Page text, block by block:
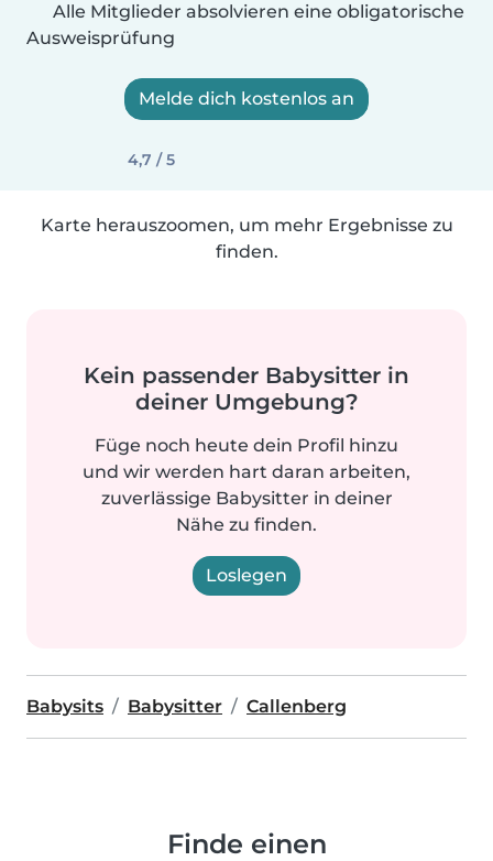
Alle Mitglieder absolvieren eine obligatorische
Ausweisprüfung
Melde dich kostenlos an
4,7 / 5
Karte herauszoomen, um mehr Ergebnisse zu
finden.
Kein passender Babysitter in
deiner Umgebung?
Füge noch heute dein Profil hinzu
und wir werden hart daran arbeiten,
zuverlässige Babysitter in deiner
Nähe zu finden.
Loslegen
Babysits Babysitter Callenberg
Finde einen